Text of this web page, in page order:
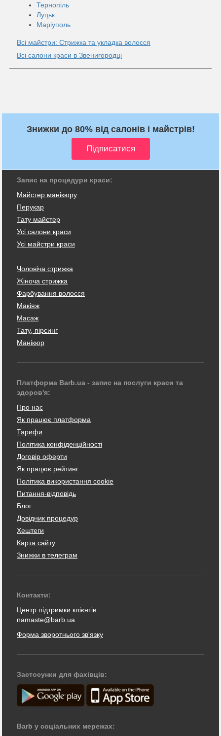
Тернопіль
Луцьк
Маріуполь
Всі майстри: Стрижка та укладка волосся
Всі салони краси в Звенигородці
Знижки до 80% від салонів і майстрів!
Запис на процедури краси:
Майстер манікюру
Перукар
Тату майстер
Усі салони краси
Усі майстри краси
Чоловіча стрижка
Жіноча стрижка
Фарбування волосся
Макіяж
Масаж
Тату, пірсинг
Манікюр
Платформа Barb.ua - запис на послуги краси та
здоров'я:
Про нас
Як працює платформа
Тарифи
Політика конфіденційності
Договір оферти
Як працює рейтинг
Політика використання cookie
Питання-відповідь
Блог
Довідник процедур
Хештеги
Карта сайту
Знижки в телеграм
Контакти:
Центр підтримки клієнтів:
namaste@barb.ua
Форма зворотнього зв'язку
Застосунки для фахівців:
Barb у соціальних мережах: